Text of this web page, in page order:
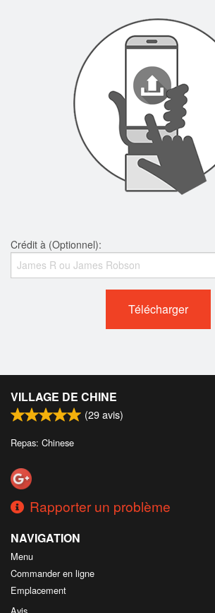
Crédit à (Optionnel):
Télécharger
VILLAGE DE CHINE
(29avis)
Repas: Chinese
Rapporter un problème
NAVIGATION
Menu
Commander en ligne
Emplacement